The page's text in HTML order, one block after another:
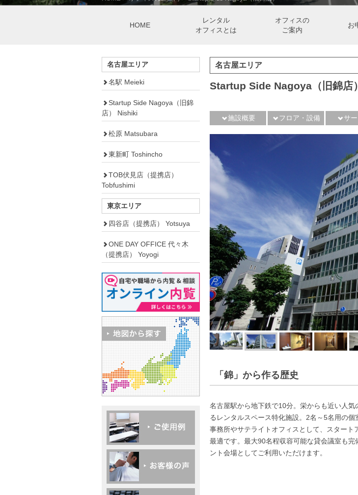
HOME
レンタル
オフィスとは
オフィスの
ご案内
お
名古屋エリア
Startup Side Nagoya（旧錦店
施設概要 フロア・設備 サ
「錦」から作る歴史
名古屋駅から地下鉄で10分。栄からも近い人気
るレンタルスペース特化施設。2名～5名用の
事務所やサテライトオフィスとして、スタート
最適です。最大90名程収容可能な貸会議室も
ント会場としてご利用いただけます。
名古屋エリア
名駅 Meieki
Startup Side Nagoya（旧錦
店） Nishiki
松原 Matsubara
東新町 Toshincho
TOB伏見店（提携店）
Tobfushimi
東京エリア
四谷店（提携店） Yotsuya
ONE DAY OFFICE 代々木
（提携店） Yoyogi